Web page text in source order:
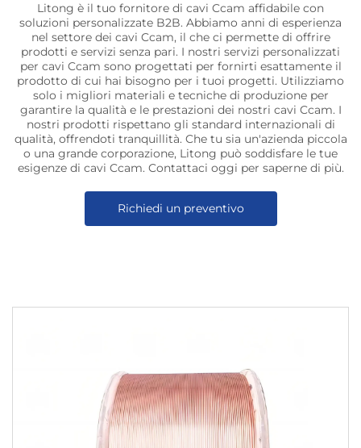
Litong è il tuo fornitore di cavi Ccam affidabile con
soluzioni personalizzate B2B. Abbiamo anni di esperienza
nel settore dei cavi Ccam, il che ci permette di offrire
prodotti e servizi senza pari. I nostri servizi personalizzati
per cavi Ccam sono progettati per fornirti esattamente il
prodotto di cui hai bisogno per i tuoi progetti. Utilizziamo
solo i migliori materiali e tecniche di produzione per
garantire la qualità e le prestazioni dei nostri cavi Ccam. I
nostri prodotti rispettano gli standard internazionali di
qualità, offrendoti tranquillità. Che tu sia un'azienda piccola
o una grande corporazione, Litong può soddisfare le tue
esigenze di cavi Ccam. Contattaci oggi per saperne di più.
Richiedi un preventivo